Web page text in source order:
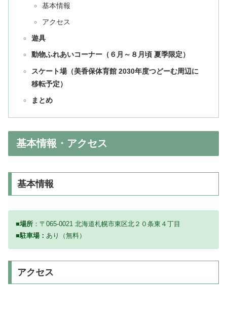
基本情報
アクセス
遊具
動物ふれあいコーナー（６月～８月頃 夏季限定）
スケート場（美香保体育館 2030年度つどーむ周辺に
移転予定）
まとめ
基本情報・アクセス
基本情報
■場所 ：〒065-0021 北海道札幌市東区北２０条東４丁目
■駐車場： あり（無料）
アクセス